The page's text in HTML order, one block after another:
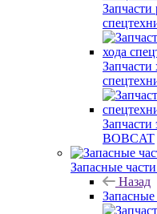
Запчасти
Запчасти
Запчасти
BOBCAT
Запасные
Назад